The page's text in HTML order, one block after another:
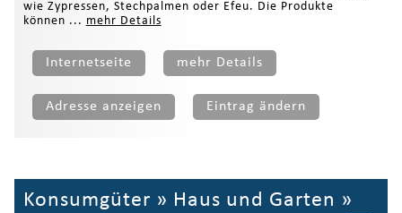
wie Zypressen, Stechpalmen oder Efeu. Die Produkte
können ... mehr Details
Internetseite mehr Details
Adresse anzeigen Eintrag ändern
Konsumgüter » Haus und Garten »